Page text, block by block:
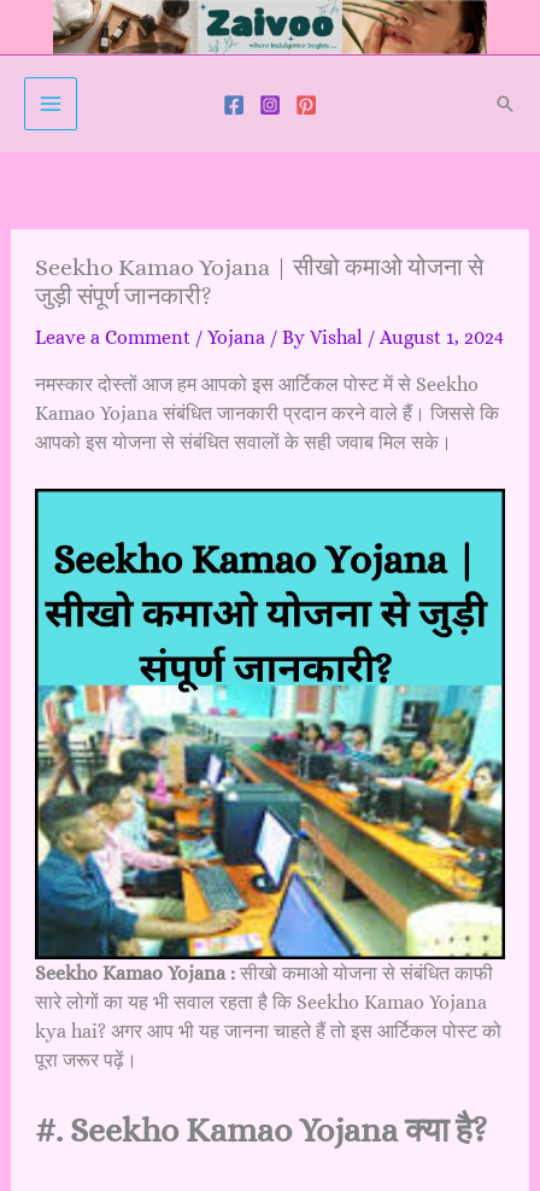
Seekho Kamao Yojana | सीखो कमाओ योजना से
जुड़ी संपूर्ण जानकारी?
Leave a Comment / Yojana/ By Vishal / August 1, 2024
नमस्कार दोस्तों आज हम आपको इस आर्टिकल पोस्ट में से Seekho
Kamao Yojana संबंधित जानकारी प्रदान करने वाले हैं। जिससे कि
आपको इस योजना से संबंधित सवालों के सही जवाब मिल सके।
Seekho Kamao Yojana :सीखो कमाओ योजना से संबंधित काफी
सारे लोगों का यह भी सवाल रहता है कि Seekho Kamao Yojana
kya hai? अगर आप भी यह जानना चाहते हैं तो इस आर्टिकल पोस्ट को
पूरा जरूर पढ़ें।
#. Seekho Kamao Yojana क्या है?